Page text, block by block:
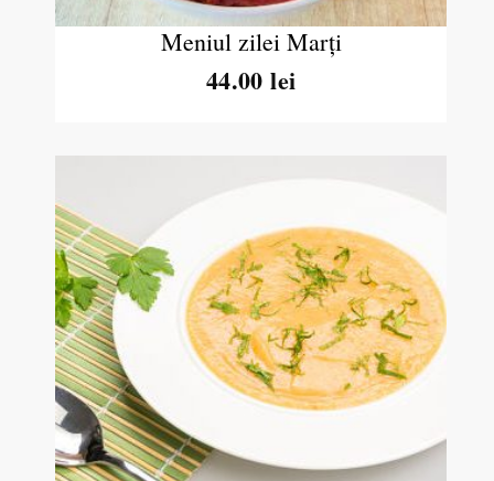
Meniul zilei Marţi
44.00 lei